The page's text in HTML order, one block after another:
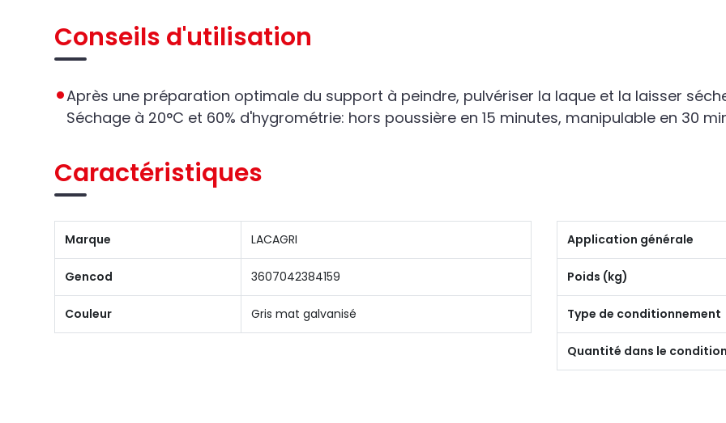
Conseils d'utilisation
Après une préparation optimale du support à peindre, pulvériser la laque et la laisser
Séchage à 20°C et 60% d'hygrométrie: hors poussière en 15 minutes, manipulable en 30
Caractéristiques
Marque LACAGRI
Gencod 3607042384159
Couleur Gris mat galvanisé
Application générale
Poids (kg)
Type de conditionnement
Quantité dans le